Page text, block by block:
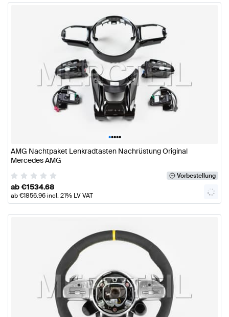
•••••
AMG Nachtpaket Lenkradtasten Nachrüstung Original
Mercedes AMG
Vorbestellung
ab€1534.68
ab€1856.96incl. 21% LV VAT